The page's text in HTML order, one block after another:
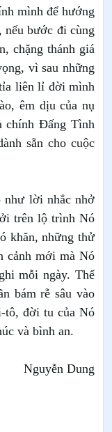
mình để hướng
nếu bước đi cùng
chặng thánh giá
vì sau những
liên lỉ đời mình
êm dịu của nụ
chính Đấng Tình
sẵn cho cuộc
như lời nhắc nhở
trên lộ trình Nó
khăn, những thử
cảnh mới mà Nó
mỗi ngày. Thế
bám rễ sâu vào
đời tu của Nó
và bình an.
Nguyễn Dung